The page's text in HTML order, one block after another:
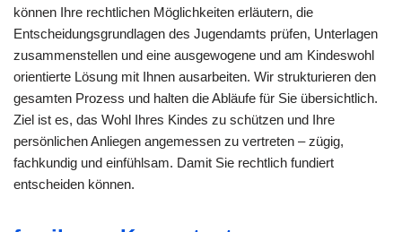
können Ihre rechtlichen Möglichkeiten erläutern, die
Entscheidungsgrundlagen des Jugendamts prüfen, Unterlagen
zusammenstellen und eine ausgewogene und am Kindeswohl
orientierte Lösung mit Ihnen ausarbeiten. Wir strukturieren den
gesamten Prozess und halten die Abläufe für Sie übersichtlich.
Ziel ist es, das Wohl Ihres Kindes zu schützen und Ihre
persönlichen Anliegen angemessen zu vertreten – zügig,
fachkundig und einfühlsam. Damit Sie rechtlich fundiert
entscheiden können.